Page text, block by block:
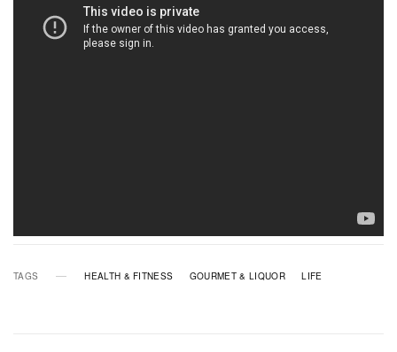
TAGS HEALTH & FITNESS GOURMET & LIQUOR LIFE